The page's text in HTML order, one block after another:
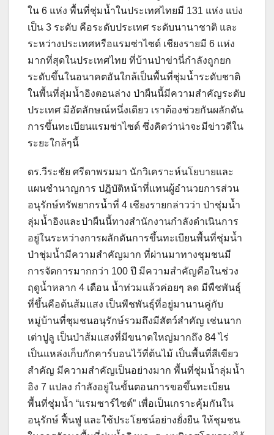
ใน 6 แห่ง พื้นที่ชุ่มน้ำในประเทศไทยมี 131 แห่ง แบ่ง
เป็น 3 ระดับ คือระดับประเทศ ระดับนานาชาติ และ
ระหว่างประเทศหรือแรมซ่าไซด์ เชียงรายมี 6 แห่ง
มากที่สุดในประเทศไทย ที่บ้านป่าข่านี่กำลังถูกยก
ระดับขึ้นในอนาคตอันใกล้เป็นพื้นที่ชุ่มน้ำระดับชาติ
ในพื้นที่ลุ่มน้ำอิงตอนล่าง ป่าผืนนี้มีความสำคัญระดับ
ประเทศ มีอัตลักษณ์หนึ่งเดียว เราต้องช่วยกันผลักดัน
การขึ้นทะเบียนแรมซ่าไซด์ ซึ่งคิดว่าน่าจะมีข่าวดีใน
ระยะใกล้ๆนี้
ดร.วีระชัย ศรีดาพรมมา นักวิเคราะห์นโยบายและ
แผนชำนาญการ ปฏิบัติหน้าที่แทนผู้อำนวยการส่วน
อนุรักษ์ทรัพยากรน้ำที่ 4 เชียงรายกล่าวว่า ป่าชุ่มน้ำ
ลุ่มน้ำอิงและป่าผืนนี้ทางสำนักงานกำลังดำเนินการ
อยู่ในระหว่างการผลักดันการขึ้นทะเบียนพื้นที่ชุ่มน้ำ
ป่าชุ่มน้ำมีความสำคัญมาก ที่ผ่านมาทางชุมชนมี
การจัดการมากกว่า 100 ปี มีความสำคัญคือในช่วง
ฤดูน้ำหลาก 4 เดือน น้ำท่วมแล้วค่อยๆ ลด มีพืชพันธุ์
ที่ขึ้นคือต้นส้มแสง เป็นพืชพันธุ์ที่อยู่มานานคู่กับ
หมู่บ้านที่ชุมชนอนุรักษ์รวมถึงมีสัตว์สำคัญ เช่นนาก
เต่าปูลู เป็นป่าส้มแสงที่มีขนาดใหญ่มากถึง 84 ไร่
เป็นแหล่งเก็บกักคาร์บอนไว้ที่ต้นไม้ เป็นพื้นที่สีเขียว
สำคัญ มีความสำคัญเป็นอย่างมาก พื้นที่ชุ่มน้ำลุ่มน้ำ
อิง 7 แปลง กำลังอยู่ในขั้นตอนการขอขึ้นทะเบียน
พื้นที่ชุ่มน้ำ “แรมซาร์ไซต์” เพื่อเป็นเกราะคุ้มกันใน
อนุรักษ์ ฟื้นฟู และใช้ประโยชน์อย่างยั่งยืน ให้ชุมชน